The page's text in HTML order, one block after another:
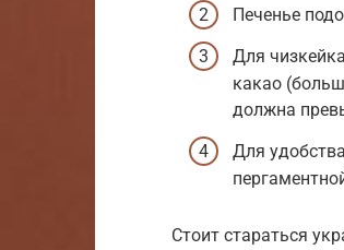
Печенье
Для
какао
должна
Для
Стоит стараться